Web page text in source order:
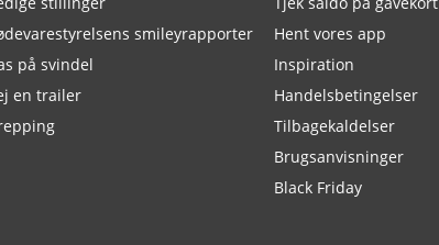
smileyrapporter
på svindel
en trailer
Hent vores app
Inspiration
Handelsbetingelser
Tilbagekaldelser
Brugsanvisninger
Black Friday